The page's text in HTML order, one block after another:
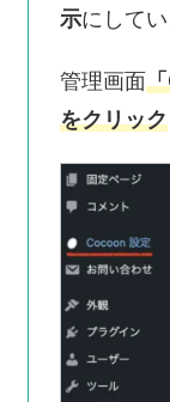
示にしてい
管理画面
をクリック